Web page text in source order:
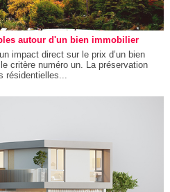
autour d'un bien immobilier
impact direct sur le prix d’un bien
critère numéro un. La préservation
résidentielles...